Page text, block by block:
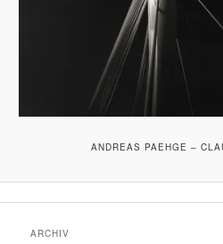
ANDREAS PAEHGE –
ARCHIV